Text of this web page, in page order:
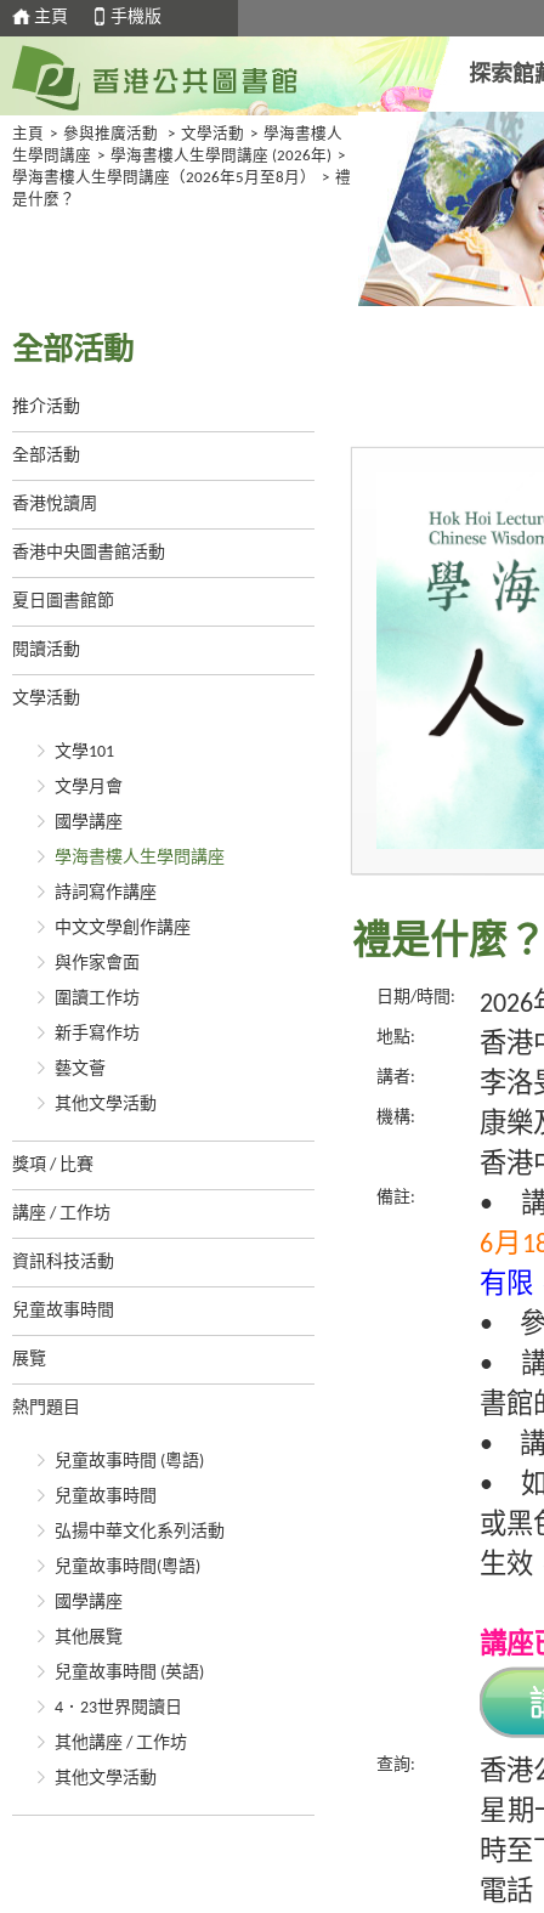
主頁 手機版
探索館
主頁 > 參與推廣活動 > 文學活動 > 學海書樓人
生學問講座 > 學海書樓人生學問講座 (2026年) >
學海書樓人生學問講座（2026年5月至8月）
> 禮
是什麼？
全部活動
推介活動
全部活動
香港悅讀周
香港中央圖書館活動
夏日圖書館節
閱讀活動
文學活動
文學101
文學月會
國學講座
學海書樓人生學問講座
詩詞寫作講座
中文文學創作講座
與作家會面
圍讀工作坊
新手寫作坊
藝文薈
其他文學活動
獎項 / 比賽
講座 / 工作坊
資訊科技活動
兒童故事時間
展覽
熱門題目
兒童故事時間 (粵語)
兒童故事時間
弘揚中華文化系列活動
兒童故事時間(粵語)
國學講座
其他展覽
兒童故事時間 (英語)
4．23世界閱讀日
其他講座 / 工作坊
其他文學活動
禮是什麼
日期/時間: 2026
地點: 香港
講者: 李洛
機構:
康樂
香港
備註:
• 講
6月
有限
• 參
• 講
書館
• 講
• 如
或黑
生效
講座
查詢:
香港
星期
時至
電話